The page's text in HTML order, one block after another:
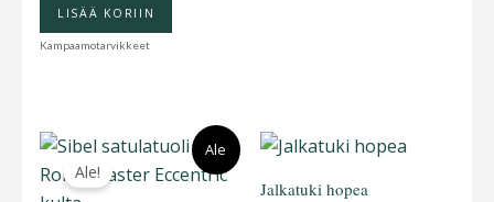
LISÄÄ KORIIN
Kampaamotarvikkeet
Ale
Ale!
Alkuperäinen
hinta
oli:
315,00 €.
Nykyinen
hinta
on:
Jalkatuki hopea